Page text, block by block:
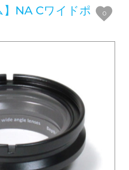
】NA Cワイドポ
0